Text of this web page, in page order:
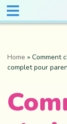
Home » Comment
complet pour